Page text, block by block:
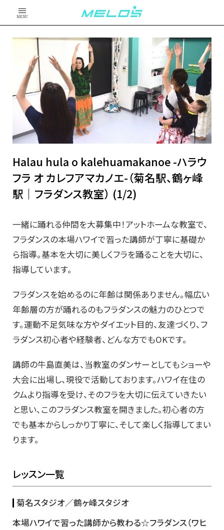
MENU
Halau hula o kalehuamakanoe -ハラウ
フラ オ カレフアマカノエ-（菊名駅、鶴ヶ峰
駅｜フラダンス教室） (1/2)
一緒に踊れる仲間を大募集中！アットホームな教室で、
フラダンスの本場ハワイで習った講師が丁寧に基礎か
ら指導。基本を大切に美しくフラを踊ることを大切に、
指導しています。
フラダンスを始めるのに年齢は関係ありません。幅広い
年齢層の方が踊れるのもフラダンスの魅力のひとつで
す。運動不足気味な方やダイエット目的、友達づくり、フ
ラダンス初心者や経験者、どんな方でもOKです。
講師の牛島直美は、当教室のダンサーとしてもショーや
大会に出場し、現役で活動しております。ハワイ在住の
クムより指導を受け、そのフラを大切に伝えていきたい
と思い、このフラダンス教室を開きました。初心者の方
でも基本からしっかり丁寧に、そして楽しく指導してまい
ります。
レッスン一覧
菊名スタジオ／鶴ヶ峰スタジオ
本場ハワイで習った講師から教わる☆フラダンス（ワヒ